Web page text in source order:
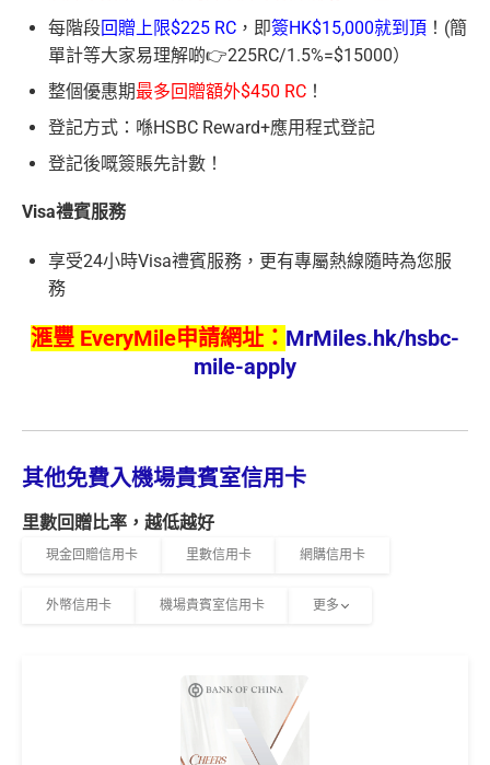
每階段回贈上限$225 RC ，即簽HK$15,000就到頂 ！(簡
單計等大家易理解啲👉225RC/1.5%=$15000）
整個優惠期最多回贈額外$450 RC ！
登記方式：喺HSBC Reward+應用程式登記
登記後嘅簽賬先計數！
Visa禮賓服務
享受24小時Visa禮賓服務，更有專屬熱線隨時為您服
務
滙豐 EveryMile申請網址： MrMiles.hk/hsbc-
mile-apply
其他免費入機場貴賓室信用卡
里數回贈比率，越低越好
現金回贈信用卡 里數信用卡 網購信用卡
外幣信用卡 機場貴賓室信用卡 更多